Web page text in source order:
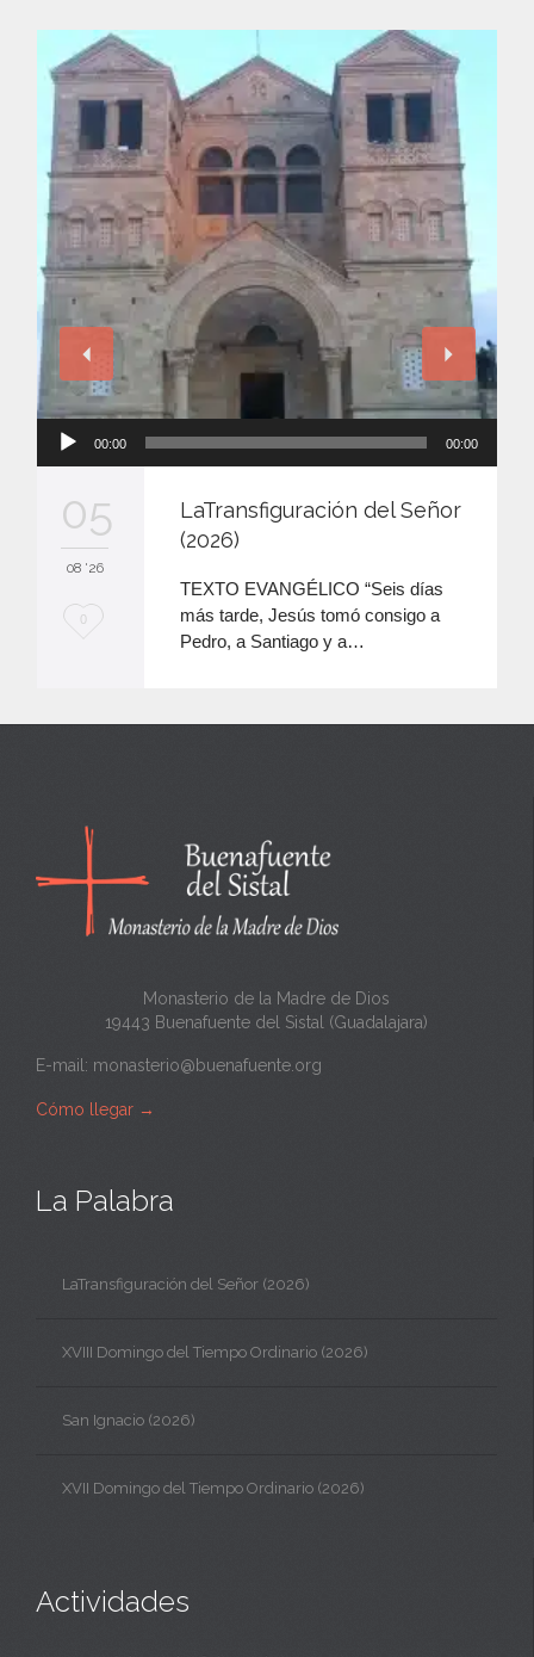
00:00 00:00
05
08 '26
M
n
a
0
LaTransfiguración del Señor
(2026)
TEXTO EVANGÉLICO “Seis días
más tarde, Jesús tomó consigo a
Pedro, a Santiago y a…
Monasterio de la Madre de Dios
19443 Buenafuente del Sistal (Guadalajara)
E-mail: monasterio@buenafuente.org
Cómo llegar →
La Palabra
LaTransfiguración del Señor (2026)
XVIII Domingo del Tiempo Ordinario (2026)
San Ignacio (2026)
XVII Domingo del Tiempo Ordinario (2026)
Actividades